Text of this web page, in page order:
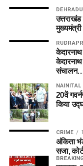
उत्तराखंड
मुख्यमंत्री
केदारनाथ
NAINITAL
20वें
किया
CRIME
अंकिता
सजा,